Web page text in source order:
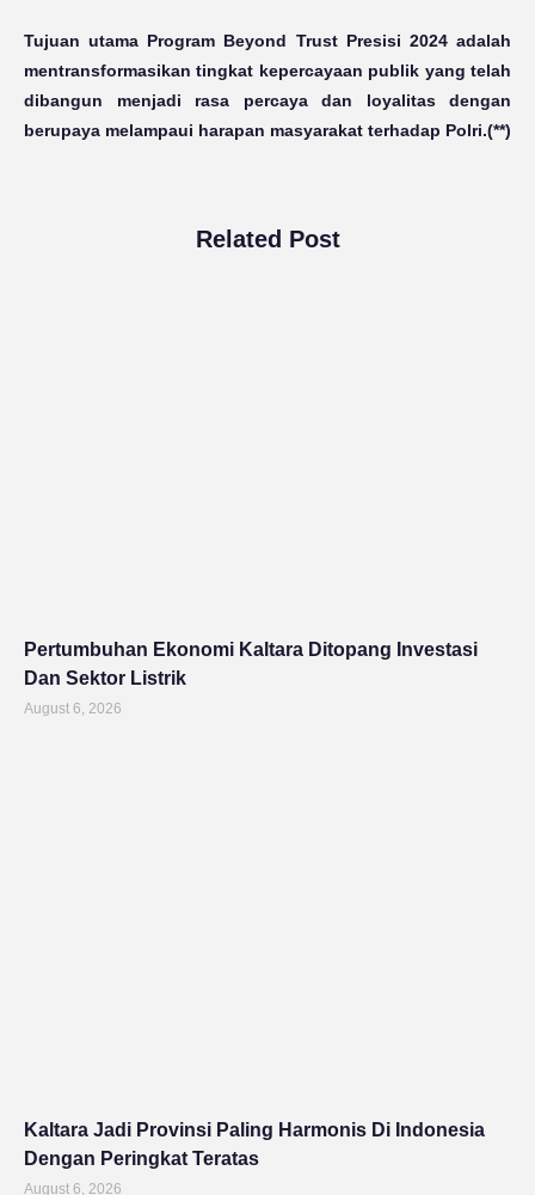
Tujuan utama Program Beyond Trust Presisi 2024 adalah
mentransformasikan tingkat kepercayaan publik yang telah
dibangun menjadi rasa percaya dan loyalitas dengan
berupaya melampaui harapan masyarakat terhadap Polri.(**)
Related Post
Pertumbuhan Ekonomi Kaltara Ditopang Investasi
Dan Sektor Listrik
August 6, 2026
Kaltara Jadi Provinsi Paling Harmonis Di Indonesia
Dengan Peringkat Teratas
August 6, 2026